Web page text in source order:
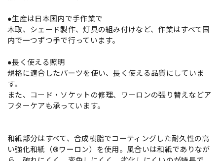
●生産は日本国内で手作業で
木取、シェード製作、灯具の組み付けなど、作業はすべて国
内で一つずつ手で行っています。
●長く使える照明
規格に適合したパーツを使い、長く使える品質にしていま
す。
また、コード・ソケットの修理、ワーロンの張り替えなどア
フターケアも承っています。
和紙部分はすべて、合成樹脂でコーティングした耐久性の高
い強化和紙（®ワーロン）を使用。風合いは和紙でありなが